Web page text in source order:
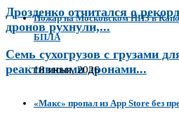
Дрозденко отчитался о
дронов рухнули,...
Семь сухогрузов с грузами
реактивными дронами...
Пожар на Московском НПЗ в
БПЛА
18 июня, 2026
«Макс» пропал из App Store без